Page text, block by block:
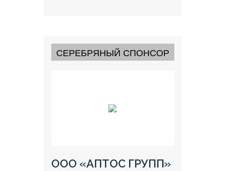
СЕРЕБРЯНЫЙ СПОНСОР
ООО «АПТОС ГРУПП»